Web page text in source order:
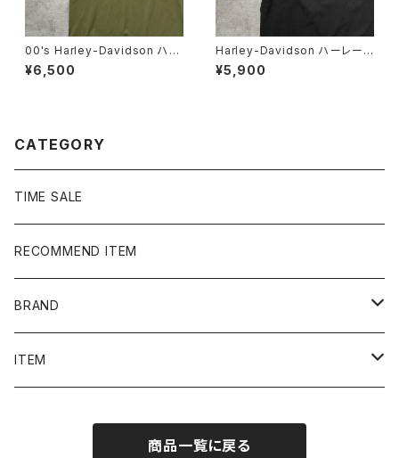
00's Harley-Davidson ハー
レーダビッドソン 両面プリン
ト イーグル コピーライト200
¥6,500
Harley-Davidson ハーレーダ
ビッドソン サンセット×船 バ
ックプリント ブラック 黒 T
¥5,900
CATEGORY
TIME SALE
RECOMMEND ITEM
BRAND
NIKE
ITEM
商品一覧に戻る